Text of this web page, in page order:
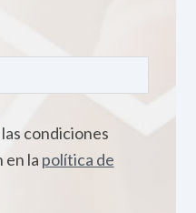
condiciones
en la política de